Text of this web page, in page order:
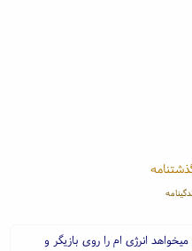
انرژی ام را روی بازیگر و